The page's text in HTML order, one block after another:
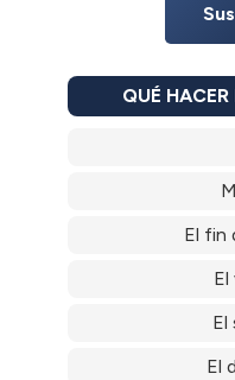
QUÉ
El fin
El
El
El